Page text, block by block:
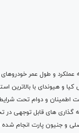
عملکرد و طول عمر خودروهای
هیوندای با بالاترین
اطمینان و دوام تحت
های قابل توجهی در
و جنیون پارت انجام